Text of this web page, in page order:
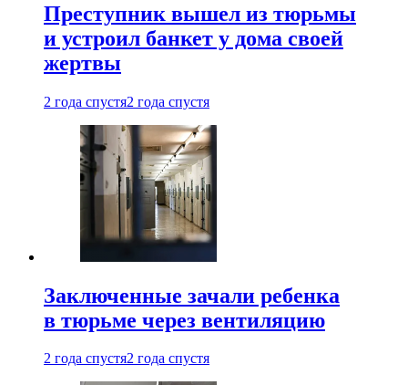
Преступник вышел из тюрьмы
и устроил банкет у дома своей
жертвы
2 года спустя2 года спустя
Заключенные зачали ребенка
в тюрьме через вентиляцию
2 года спустя2 года спустя